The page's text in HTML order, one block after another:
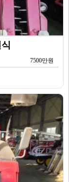
7500만원